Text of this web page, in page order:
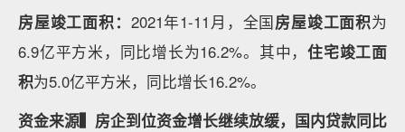
房屋竣工面积： 2021年1-11月，全国房屋竣工面积为
6.9亿平方米，同比增长为16.2%。其中， 住宅竣工面
积为5.0亿平方米，同比增长16.2%。
资金来源▍房企到位资金增长继续放缓，国内贷款同比